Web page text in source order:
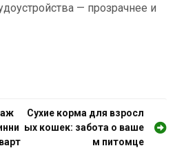
— прозрачнее и
Сухие корма для взросл
ых кошек: забота о ваше
м питомце